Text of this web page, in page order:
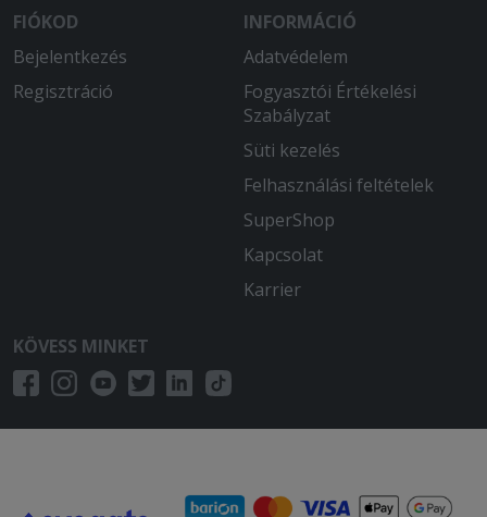
FIÓKOD
Bejelentkezés
Regisztráció
INFORMÁCIÓ
Adatvédelem
Fogyasztói Értékelési
Szabályzat
Süti kezelés
Felhasználási feltételek
SuperShop
Kapcsolat
Karrier
KÖVESS MINKET